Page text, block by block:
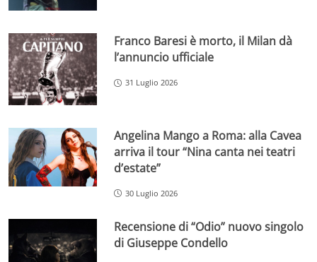
Franco Baresi è morto, il Milan dà
l’annuncio ufficiale
31 Luglio 2026
Angelina Mango a Roma: alla Cavea
arriva il tour “Nina canta nei teatri
d’estate”
30 Luglio 2026
Recensione di “Odio” nuovo singolo
di Giuseppe Condello